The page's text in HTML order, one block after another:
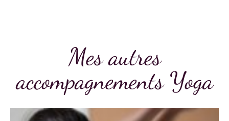
Mes autres
accompagnements Yoga